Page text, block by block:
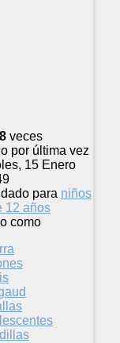
veces
por última vez
15 Enero
para niños
12 años
como